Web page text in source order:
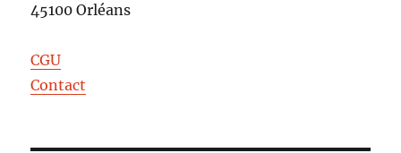
45100 Orléans
CGU
Contact